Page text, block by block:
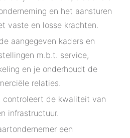
en het aansturen
vaste en losse krachten.
aangegeven kaders en
m.b.t. service,
en je onderhoudt de
relaties.
controleert de kwaliteit van
infrastructuur.
een